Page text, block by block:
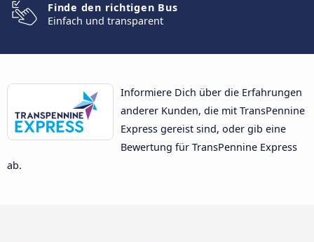
Finde den richtigen Bus
Einfach und transparent
Informiere Dich über die Erfahrungen
anderer Kunden, die mit TransPennine
Express gereist sind, oder gib eine
Bewertung für TransPennine Express
ab.